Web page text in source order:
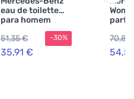
eau de toilette
para homem
51,35 €
35,91 €
-30%
70,86